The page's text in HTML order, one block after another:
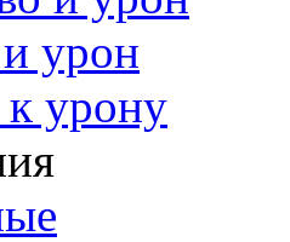
урон
урону